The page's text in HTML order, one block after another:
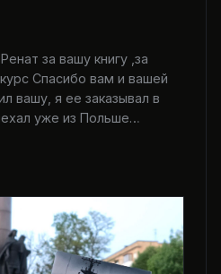
за вашу книгу ,за
Спасибо вам и вашей
вашу, я ее заказывал в
уже из Польше…